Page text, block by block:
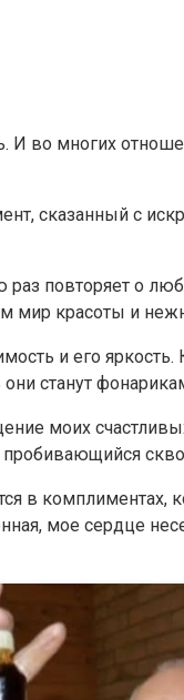
многих
сказанный с
повторяет о
мир красоты и
и его
станут
моих
в
мое сердце